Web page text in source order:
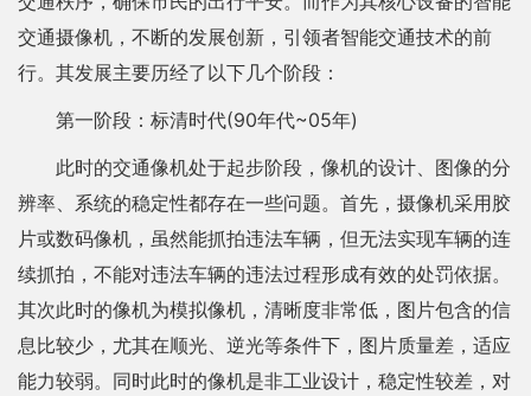
交通摄像机，不断的发展创新，引领者智能交通技术的前
行。其发展主要历经了以下几个阶段：
第一阶段：标清时代(90年代~05年)
此时的交通像机处于起步阶段，像机的设计、图像的分
辨率、系统的稳定性都存在一些问题。首先，摄像机采用胶
片或数码像机，虽然能抓拍违法车辆，但无法实现车辆的连
续抓拍，不能对违法车辆的违法过程形成有效的处罚依据。
其次此时的像机为模拟像机，清晰度非常低，图片包含的信
息比较少，尤其在顺光、逆光等条件下，图片质量差，适应
能力较弱。同时此时的像机是非工业设计，稳定性较差，对